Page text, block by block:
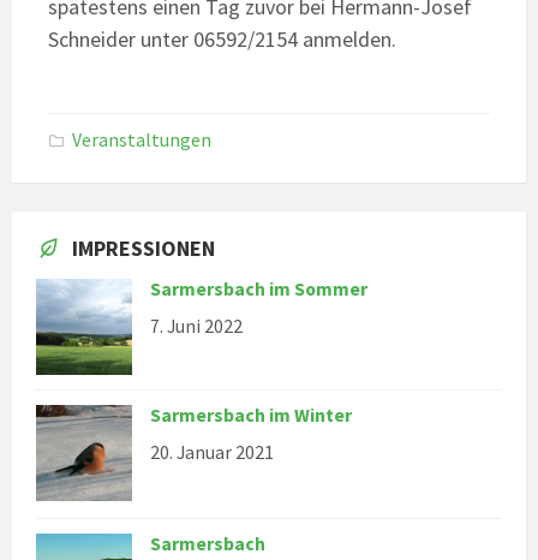
spätestens einen Tag zuvor bei Hermann-Josef
Schneider unter 06592/2154 anmelden.
Veranstaltungen
IMPRESSIONEN
Sarmersbach im Sommer
7. Juni 2022
Sarmersbach im Winter
20. Januar 2021
Sarmersbach